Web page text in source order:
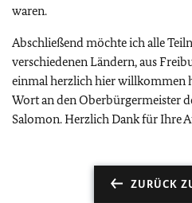
waren.
Abschließend möchte ich alle
verschiedenen Ländern, aus
einmal herzlich hier willkommen
Wort an den Oberbürgermeister
Salomon. Herzlich Dank für Ihre
ZURÜCK